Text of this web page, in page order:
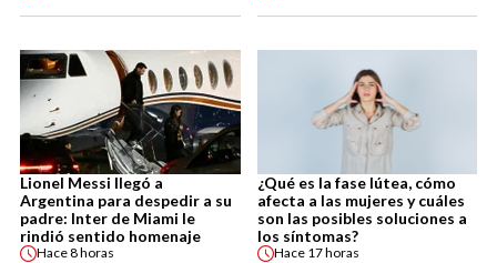
Lionel Messi llegó a
Argentina para despedir a su
padre: Inter de Miami le
rindió sentido homenaje
Hace8 horas
¿Qué es la fase lútea, cómo
afecta a las mujeres y cuáles
son las posibles soluciones a
los síntomas?
Hace 17 horas